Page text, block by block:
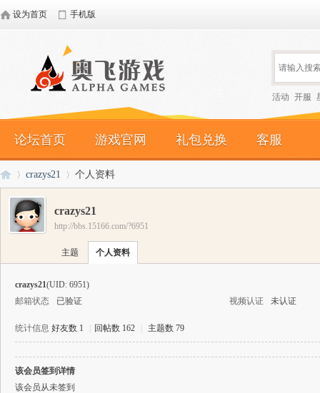
设为首页 手机版
活动 开服
论坛首页 游戏官网 礼包兑换 客服
奥›
crazys21 个人资料
crazys21
http://bbs.15166.com/?6951
主题 个人资料
crazys21(UID: 6951)
邮箱状态
已验证 视频认证 未认证
统计信息 好友数 1 回帖数 162 主题数 79
该会员签到详情
该会员从未签到